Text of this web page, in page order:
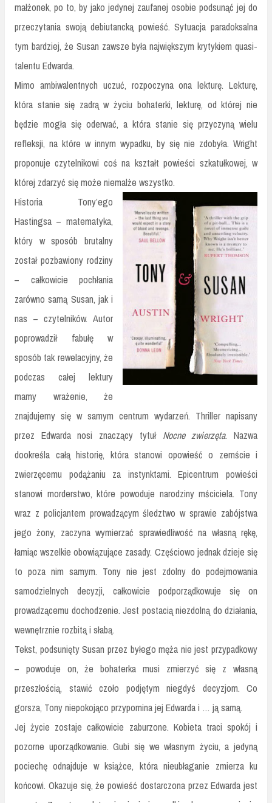
małżonek, po to, by jako jedynej zaufanej osobie podsunąć jej do
przeczytania swoją debiutancką powieść. Sytuacja paradoksalna
tym bardziej, że Susan zawsze była największym krytykiem quasi-
talentu Edwarda.
Mimo ambiwalentnych uczuć, rozpoczyna ona lekturę. Lekturę,
która stanie się zadrą w życiu bohaterki, lekturę, od której nie
będzie mogła się oderwać, a która stanie się przyczyną wielu
refleksji, na które w innym wypadku, by się nie zdobyła. Wright
proponuje czytelnikowi coś na kształt powieści szkatułkowej, w
której zdarzyć się może niemalże wszystko.
Historia Tony’ego
Hastingsa – matematyka,
który w sposób brutalny
został pozbawiony rodziny
– całkowicie pochłania
zarówno samą Susan, jak i
nas – czytelników. Autor
poprowadził fabułę w
sposób tak rewelacyjny, że
podczas całej lektury
mamy wrażenie, że
znajdujemy się w samym centrum wydarzeń. Thriller napisany
przez Edwarda nosi znaczący tytuł Nocne zwierzęta. Nazwa
dookreśla całą historię, która stanowi opowieść o zemście i
zwierzęcemu podążaniu za instynktami. Epicentrum powieści
stanowi morderstwo, które powoduje narodziny mściciela. Tony
wraz z policjantem prowadzącym śledztwo w sprawie zabójstwa
jego żony, zaczyna wymierzać sprawiedliwość na własną rękę,
łamiąc wszelkie obowiązujące zasady. Częściowo jednak dzieje się
to poza nim samym. Tony nie jest zdolny do podejmowania
samodzielnych decyzji, całkowicie podporządkowuje się on
prowadzącemu dochodzenie. Jest postacią niezdolną do działania,
wewnętrznie rozbitą i słabą.
Tekst, podsunięty Susan przez byłego męża nie jest przypadkowy
– powoduje on, że bohaterka musi zmierzyć się z własną
przeszłością, stawić czoło podjętym niegdyś decyzjom. Co
gorsza, Tony niepokojąco przypomina jej Edwarda i … ją samą.
Jej życie zostaje całkowicie zaburzone. Kobieta traci spokój i
pozorne uporządkowanie. Gubi się we własnym życiu, a jedyną
pociechę odnajduje w książce, która nieubłaganie zmierza ku
końcowi. Okazuje się, że powieść dostarczona przez Edwarda jest